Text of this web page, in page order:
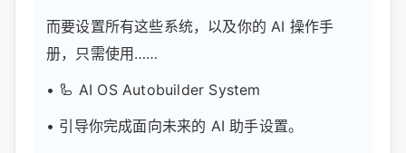
而要设置所有这些系统，以及你的 AI 操作手
册，只需使用……
• 🦾 AI OS Autobuilder System
• 引导你完成面向未来的 AI 助手设置。